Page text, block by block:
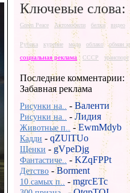
Ключевые слова:
Green Peace Автомобили белки видео
Рубика курение мода облако обман
социальная реклама СССР транспорт
Последние комментарии:
Забавная реклама
Рисунки на.. - Валенти
Рисунки на.. -Лидия
Животные п.. -EwmMdyb
Кадди - qZUlTUo
Щенки - gVpeDjg
Фантастиче.. -KZqFPPt
Детство -Borment
10 самых п.. -mgrcETc